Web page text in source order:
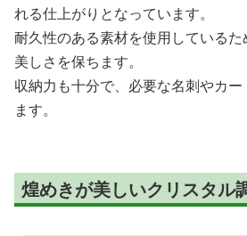
れる仕上がりとなっています。
耐久性のある素材を使用している
美しさを保ちます。
収納力も十分で、必要な名刺やカ
ます。
煌めきが美しいクリスタル